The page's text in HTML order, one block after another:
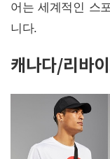
어는 세계적인 스
니다.
캐나다/리바